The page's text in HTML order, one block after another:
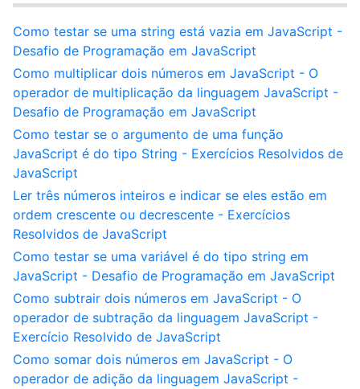
Como testar se uma string está vazia em JavaScript -
Desafio de Programação em JavaScript
Como multiplicar dois números em JavaScript - O
operador de multiplicação da linguagem JavaScript -
Desafio de Programação em JavaScript
Como testar se o argumento de uma função
JavaScript é do tipo String - Exercícios Resolvidos de
JavaScript
Ler três números inteiros e indicar se eles estão em
ordem crescente ou decrescente - Exercícios
Resolvidos de JavaScript
Como testar se uma variável é do tipo string em
JavaScript - Desafio de Programação em JavaScript
Como subtrair dois números em JavaScript - O
operador de subtração da linguagem JavaScript -
Exercício Resolvido de JavaScript
Como somar dois números em JavaScript - O
operador de adição da linguagem JavaScript -